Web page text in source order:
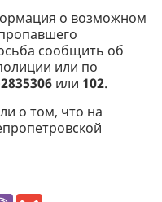
о возможном
сообщить об
или по
или 102.
о том, что на